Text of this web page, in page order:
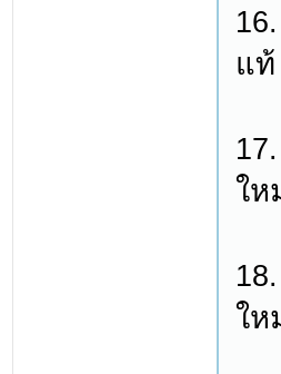
แท้
ให
ให